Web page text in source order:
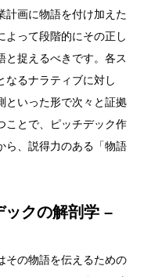
計画に物語を付け加えた
よって段階的にその正し
と捉えるべきです。各ス
なるナラティブに対し
といった形で次々と証拠
ことで、ピッチデック作
ら、説得力のある「物語
ックの解剖学 –
その物語を伝えるための